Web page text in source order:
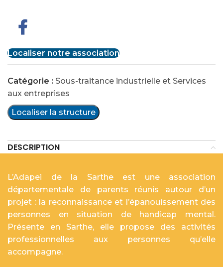
Localiser notre association
Catégorie : Sous-traitance industrielle et Services
aux entreprises
Localiser la structure
DESCRIPTION
L’Adapei de la Sarthe est une association
départementale de parents réunis autour d’un
projet : la reconnaissance et l’épanouissement des
personnes en situation de handicap mental.
Présente en Sarthe, elle propose des activités
professionnelles aux personnes qu’elle
accompagne.